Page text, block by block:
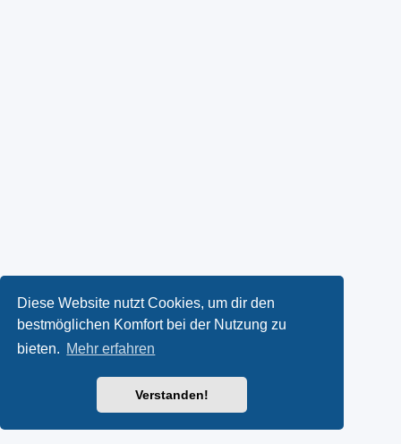
Diese Website nutzt Cookies, um dir den
bestmöglichen Komfort bei der Nutzung zu
bieten. Mehr erfahren
Verstanden!